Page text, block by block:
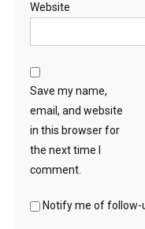
Website
Save my name,
email, and website
in this browser for
the next time I
comment.
Notify me of follow-